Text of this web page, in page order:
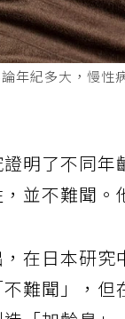
年紀多大，慢
明了不同
並不難聞
在日本研
難聞」，